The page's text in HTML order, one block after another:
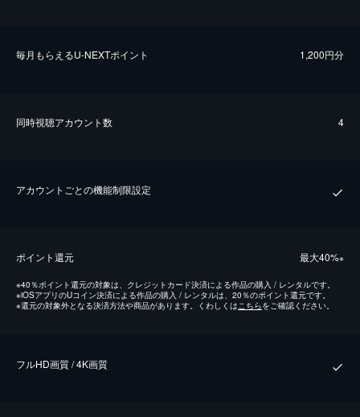
毎⽉もらえるU-NEXTポイント 1,200円分
同時視聴アカウント数 4
アカウントごとの機能制限設定
ポイント還元 最⼤40%※
※40％ポイント還元の対象は、クレジットカード決済による作品の購入 / レンタルです。
※iOSアプリのUコイン決済による作品の購入 / レンタルは、20％のポイント還元です。
※還元の対象外となる決済方法や商品があります。くわしくはこちらをご確認ください。
フルHD画質 / 4K画質